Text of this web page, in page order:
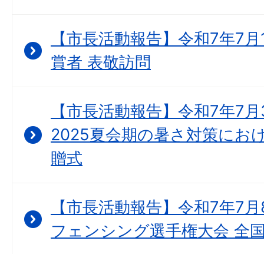
【市長活動報告】令和7年7
賞者 表敬訪問
【市長活動報告】令和7年7
2025夏会期の暑さ対策にお
贈式
【市長活動報告】令和7年7
フェンシング選手権大会 全